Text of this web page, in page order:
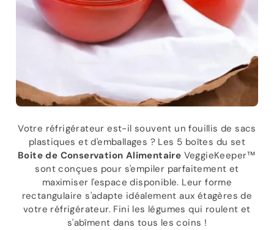
Votre réfrigérateur est-il souvent un fouillis de sacs
plastiques et d'emballages ? Les 5 boîtes du set
Boite de Conservation Alimentaire VeggieKeeper™
sont conçues pour s'empiler parfaitement et
maximiser l'espace disponible. Leur forme
rectangulaire s'adapte idéalement aux étagères de
votre réfrigérateur. Fini les légumes qui roulent et
s'abîment dans tous les coins !